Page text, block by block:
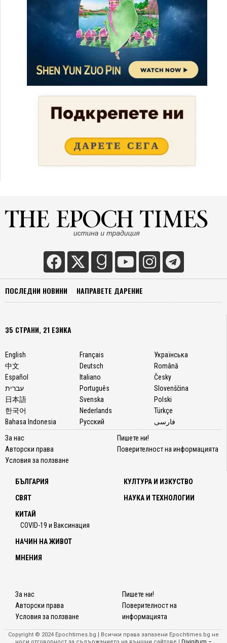
ПОСЛЕДНИ НОВИНИ НАПРАВЕТЕ ДАРЕНИЕ
35 СТРАНИ, 21 ЕЗИКА
English
中文
Español
עברית
日本語
한국어
Bahasa Indonesia
Français
Deutsch
Italiano
Português
Svenska
Nederlands
Русский
Українська
Română
Česky
Slovenščina
Polski
Türkçe
فارسی
За нас
Авторски права
Условия за ползване
Пишете ни!
Поверителност на информацията
БЪЛГАРИЯ
СВЯТ
КИТАЙ
COVID-19 и Ваксинация
КУЛТУРА И ИЗКУСТВО
НАУКА И ТЕХНОЛОГИИ
НАЧИН НА ЖИВОТ
МНЕНИЯ
За нас
Авторски права
Условия за ползване
Пишете ни!
Поверителност на
информацията
Copyright © 2024 Epochtimes.bg | Всички права запазени Epochtimes.bg не